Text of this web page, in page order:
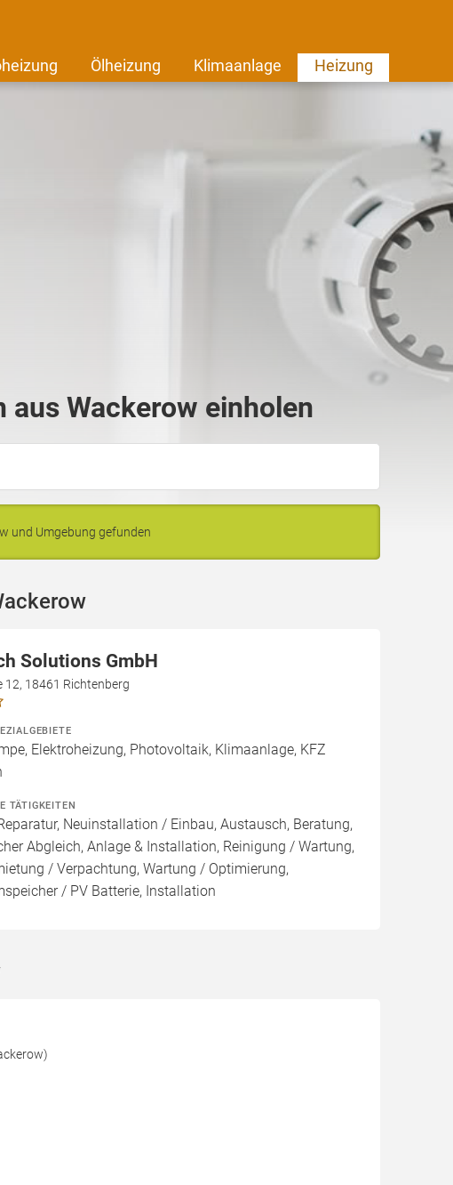
Ölheizung Klimaanlage Heizung
Wackerow einholen
und Umgebung gefunden
Solutions GmbH
12, 18461 Richtenberg
Elektroheizung, Photovoltaik, Klimaanlage, KFZ
TÄTIGKEITEN
Neuinstallation / Einbau, Austausch, Beratung,
Abgleich, Anlage & Installation, Reinigung / Wartung,
/ Verpachtung, Wartung / Optimierung,
/ PV Batterie, Installation